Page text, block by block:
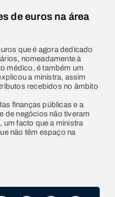
de euros na área
que é agora dedicado
nomeadamente à
médico, é também um
a ministra, assim
recebidos no âmbito
finanças públicas e a
de negócios não tiveram
facto que a ministra
não têm espaço na